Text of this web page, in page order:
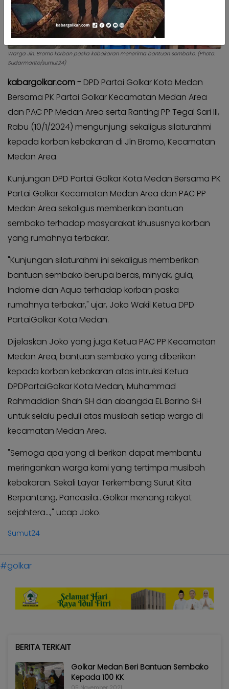
Kabar
Pilkada
Opini
Kabar
Kabar
Kabar
Kabar
Kabinet
Kabar
UKM
Kabar
DPP
Pojok
Kagol
Kabar
Kabar
Pilkada
Opini
Kabar
Kader
Kabar
Kabar
Kabar
Kabinet
Kabar
UKM
Kabar
Pojok
KADER
Warga Jln. Bromo korban paska kebakaran menerima bantuan sembako. (Photo:
Sudarmanto/sumut24)
kabargolkar.com - DPD Partai Golkar Kota Medan
Bersama PK Partai Golkar Kecamatan Medan Area
dan PAC PP Medan Area serta Ranting PP Tegal Sari III,
Rabu (10/1/2024) mengunjungi sekaligus silaturahmi
kepada korban kebakaran di Jln Bromo, Kecamatan
Medan Area.
Kunjungan DPD Partai Golkar Kota Medan Bersama PK
Partai Golkar Kecamatan Medan Area dan PAC PP
Medan Area sekaligus memberikan bantuan
sembako terhadap masyarakat khususnya korban
yang rumahnya terbakar.
"Kunjungan silaturahmi ini sekaligus memberikan
bantuan sembako berupa beras, minyak, gula,
Indomie dan Aqua terhadap korban paska
rumahnya terbakar," ujar, Joko Wakil Ketua DPD
PartaiGolkar Kota Medan.
Dijelaskan Joko yang juga Ketua PAC PP Kecamatan
Medan Area, bantuan sembako yang diberikan
kepada korban kebakaran atas intruksi Ketua
DPDPartaiGolkar Kota Medan, Muhammad
Rahmaddian Shah SH dan abangda EL Barino SH
untuk selalu peduli atas musibah setiap warga di
kecamatan Medan Area.
"Semoga apa yang di berikan dapat membantu
meringankan warga kami yang tertimpa musibah
kebakaran. Sekali Layar Terkembang Surut Kita
Berpantang, Pancasila...Golkar menang rakyat
sejahtera...," ucap Joko.
Sumut24
#golkar
BERITA TERKAIT
Golkar Medan Beri Bantuan Sembako
Kepada 100 KK